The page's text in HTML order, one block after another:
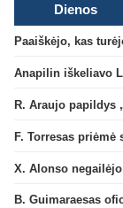
Dienos
Anapilin iškeliavo
R. Araujo papildys
F. Torresas
B. Guimaraesas